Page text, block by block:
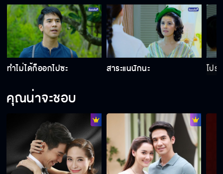
ใครเป็นรักแรกของเธอ
ถ้าฉันชนะ เธอต้องเรียกฉันว่าพี่
เรามาร่วมมือกันเถอะ
ทำไม่ได้ก็ออกไปซะ สาระแนนักนะ โปร
คุณน่าจะชอบ